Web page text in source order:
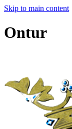
Skip to main content
Ontur